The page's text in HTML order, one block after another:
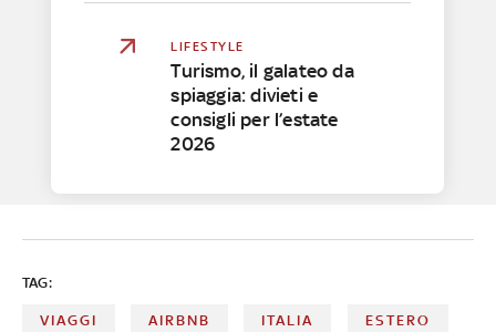
LIFESTYLE
Turismo, il galateo da
spiaggia: divieti e
consigli per l’estate
2026
TAG:
VIAGGI AIRBNB ITALIA ESTERO